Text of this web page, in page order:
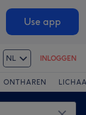
Use app
NL INLOGGEN
ONTHAREN